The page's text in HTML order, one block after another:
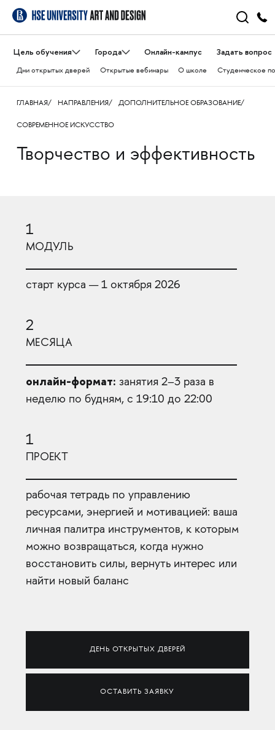
Цель обучения Города Онлайн-кампус Задать вопрос
Дни открытых дверей Открытые вебинары О школе Студенческое
ГЛАВНАЯ НАПРАВЛЕНИЯ ДОПОЛНИТЕЛЬНОЕ ОБРАЗОВАНИЕ
СОВРЕМЕННОЕ ИСКУССТВО
Творчество и эффективность
1
МОДУЛЬ
старт курса — 1 октября 2026
2
МЕСЯЦА
онлайн-формат: занятия 2–3 раза в
неделю по будням, с 19:10 до 22:00
1
ПРОЕКТ
рабочая тетрадь по управлению
ресурсами, энергией и мотивацией: ваша
личная палитра инструментов, к которым
можно возвращаться, когда нужно
восстановить силы, вернуть интерес или
найти новый баланс
ДЕНЬ ОТКРЫТЫХ ДВЕРЕЙ
ОСТАВИТЬ ЗАЯВКУ